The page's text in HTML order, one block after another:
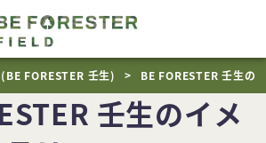
FORESTER 壬生) BE FORESTER 壬生の
壬生のイメ